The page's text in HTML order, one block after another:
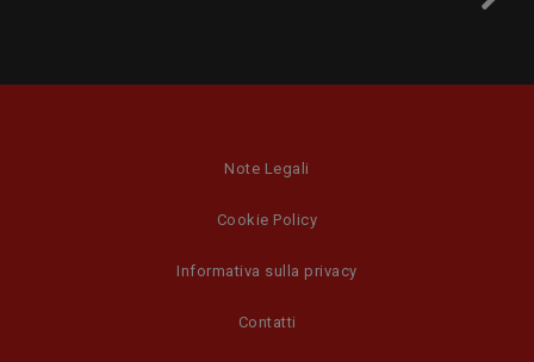
Note Legali
Cookie Policy
Informativa sulla privacy
Contatti